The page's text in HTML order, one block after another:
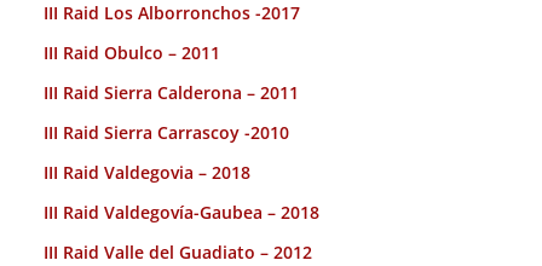
III Raid Los Alborronchos -2017
III Raid Obulco – 2011
III Raid Sierra Calderona – 2011
III Raid Sierra Carrascoy -2010
III Raid Valdegovia – 2018
III Raid Valdegovía-Gaubea – 2018
III Raid Valle del Guadiato – 2012